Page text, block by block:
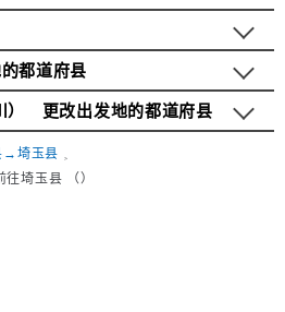
都道府县
） 更改出发地的都道府县
→埼玉县
埼玉县 （）